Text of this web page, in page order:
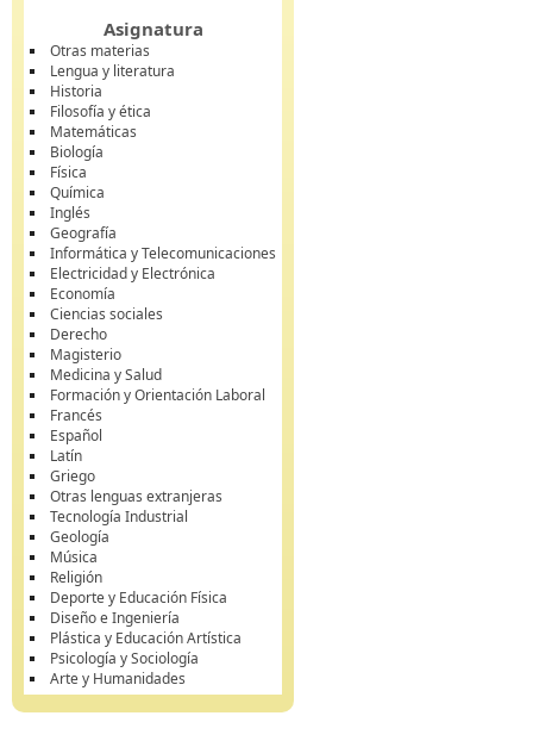
Asignatura
Otras materias
Lengua y literatura
Historia
Filosofía y ética
Matemáticas
Biología
Física
Química
Inglés
Geografía
Informática y Telecomunicaciones
Electricidad y Electrónica
Economía
Ciencias sociales
Derecho
Magisterio
Medicina y Salud
Formación y Orientación Laboral
Francés
Español
Latín
Griego
Otras lenguas extranjeras
Tecnología Industrial
Geología
Música
Religión
Deporte y Educación Física
Diseño e Ingeniería
Plástica y Educación Artística
Psicología y Sociología
Arte y Humanidades